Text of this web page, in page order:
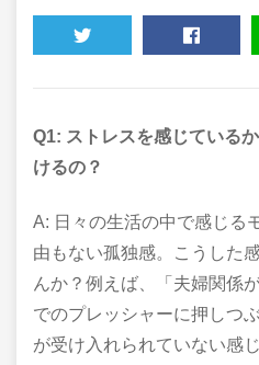
Q1: ストレスを感じている
けるの？
A: 日々の生活の中で感じる
由もない孤独感。こうした
んか？例えば、「夫婦関係
でのプレッシャーに押しつ
が受け入れられていない感